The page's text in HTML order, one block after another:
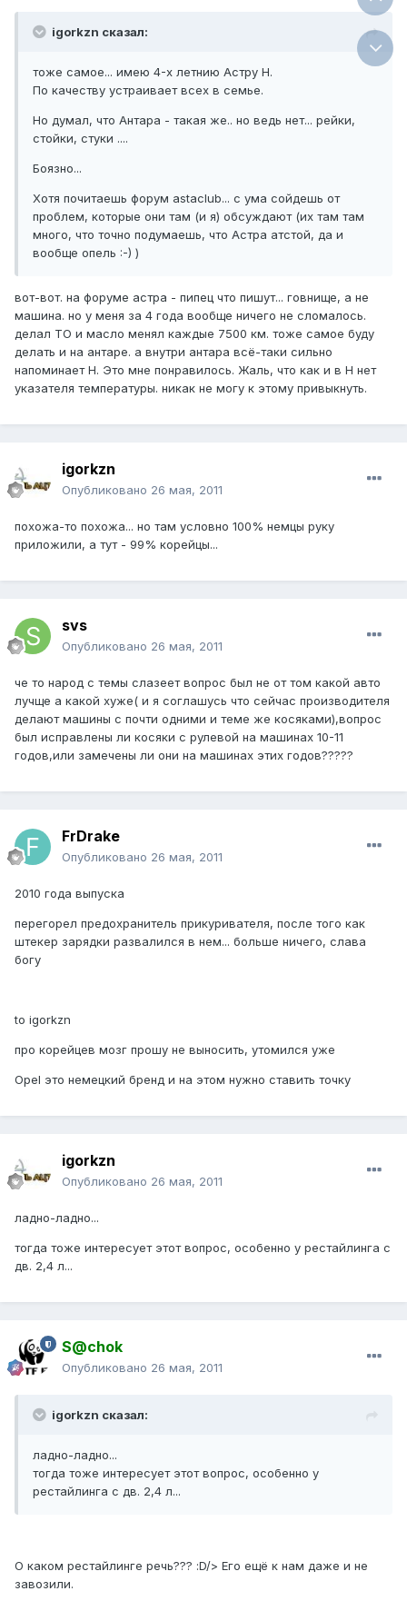
igorkzn сказал:
тоже самое... имею 4-х летнию Астру Н.
По качеству устраивает всех в семье.
Но думал, что Антара - такая же.. но ведь нет... рейки,
стойки, стуки ....
Боязно...
Хотя почитаешь форум astaclub... с ума сойдешь от
проблем, которые они там (и я) обсуждают (их там там
много, что точно подумаешь, что Астра атстой, да и
вообще опель :-) )
вот-вот. на форуме астра - пипец что пишут... говнище, а не
машина. но у меня за 4 года вообще ничего не сломалось.
делал ТО и масло менял каждые 7500 км. тоже самое буду
делать и на антаре. а внутри антара всё-таки сильно
напоминает Н. Это мне понравилось. Жаль, что как и в Н нет
указателя температуры. никак не могу к этому привыкнуть.
igorkzn
Опубликовано 26 мая, 2011
похожа-то похожа... но там условно 100% немцы руку
приложили, а тут - 99% корейцы...
svs
Опубликовано 26 мая, 2011
че то народ с темы слазеет вопрос был не от том какой авто
лучще а какой хуже( и я соглашусь что сейчас производителя
делают машины с почти одними и теме же косяками),вопрос
был исправлены ли косяки с рулевой на машинах 10-11
годов,или замечены ли они на машинах этих годов?????
FrDrake
Опубликовано 26 мая, 2011
2010 года выпуска
перегорел предохранитель прикуривателя, после того как
штекер зарядки развалился в нем... больше ничего, слава
богу
to igorkzn
про корейцев мозг прошу не выносить, утомился уже
Opel это немецкий бренд и на этом нужно ставить точку
igorkzn
Опубликовано 26 мая, 2011
ладно-ладно...
тогда тоже интересует этот вопрос, особенно у рестайлинга с
дв. 2,4 л...
S@chok
Опубликовано 26 мая, 2011
igorkzn сказал:
ладно-ладно...
тогда тоже интересует этот вопрос, особенно у
рестайлинга с дв. 2,4 л...
О каком рестайлинге речь??? :D/> Его ещё к нам даже и не
завозили.